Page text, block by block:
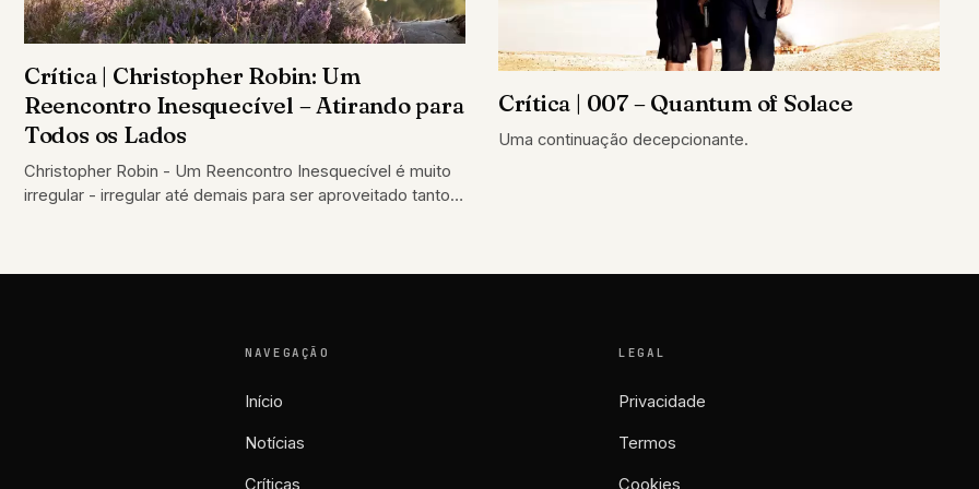
Crítica | Christopher Robin: Um
Reencontro Inesquecível – Atirando para
Todos os Lados
Christopher Robin - Um Reencontro Inesquecível é muito
irregular - irregular até demais para ser aproveitado tanto
Crítica | 007 – Quantum of Solace
Uma continuação decepcionante.
NAVEGAÇÃO
Início
Notícias
Críticas
LEGAL
Privacidade
Termos
Cookies